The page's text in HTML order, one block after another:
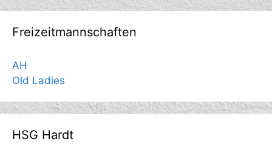
Freizeitmannschaften
AH
Old Ladies
HSG Hardt